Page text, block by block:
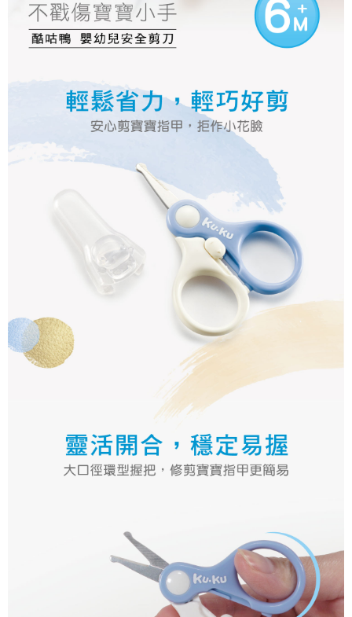
易，需依本服務之必要範圍內提供個人資料，並將交易相關給付款項請求債
權轉讓予恩沛科技股份有限公司。
２．關於個人資料處理事宜，請瀏覽以下網址：
https://aftee.tw/terms/#terms3
４．使用「AFTEE先享後付」時，將依據個別帳號之用戶狀況，依本公司即
時審查核予不同之上限額度；若仍有額度不足之情形，本公司將視審查結果
請求用戶進行身份認證。
５．嚴禁一人註冊多個帳號或使用他人資訊註冊。若發現惡意使用之情形，
恩沛科技股份有限公司將有權停止該用戶之使用額度並採取法律行動。